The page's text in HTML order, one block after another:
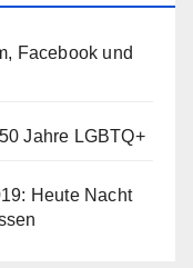
Facebook und
Jahre LGBTQ+
Heute Nacht